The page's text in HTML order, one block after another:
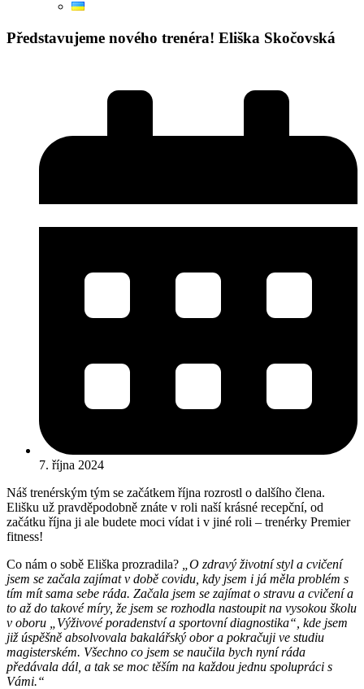
Představujeme nového trenéra! Eliška Skočovská
7. října 2024
Náš trenérským tým se začátkem října rozrostl o dalšího člena.
Elišku už pravděpodobně znáte v roli naší krásné recepční, od
začátku října ji ale budete moci vídat i v jiné roli – trenérky Premier
fitness!
Co nám o sobě Eliška prozradila?
„O zdravý životní styl a cvičení
jsem se začala zajímat v době covidu, kdy jsem i já měla problém s
tím mít sama sebe ráda. Začala jsem se zajímat o stravu a cvičení a
to až do takové míry, že jsem se rozhodla nastoupit na vysokou školu
v oboru „Výživové poradenství a sportovní diagnostika“, kde jsem
již úspěšně absolvovala bakalářský obor a pokračuji ve studiu
magisterském. Všechno co jsem se naučila bych nyní ráda
předávala dál, a tak se moc těším na každou jednu spolupráci s
Vámi.“